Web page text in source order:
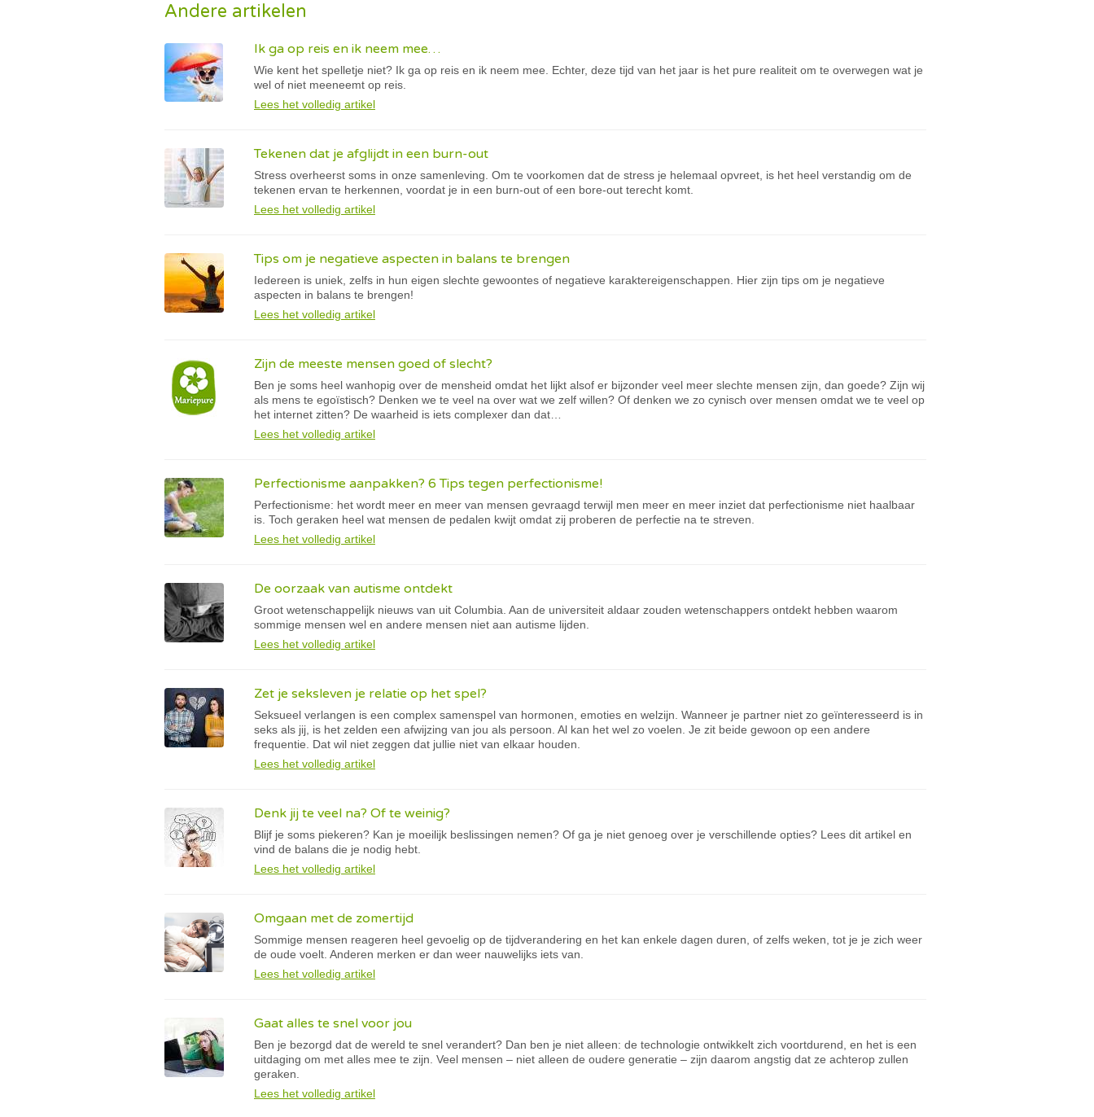
Andere artikelen
Ik ga op reis en ik neem mee…
Wie kent het spelletje niet? Ik ga op reis en ik neem mee. Echter, deze tijd van het jaar is het pure realiteit om te overwegen wat je
wel of niet meeneemt op reis.
Lees het volledig artikel
Tekenen dat je afglijdt in een burn-out
Stress overheerst soms in onze samenleving. Om te voorkomen dat de stress je helemaal opvreet, is het heel verstandig om de
tekenen ervan te herkennen, voordat je in een burn-out of een bore-out terecht komt.
Lees het volledig artikel
Tips om je negatieve aspecten in balans te brengen
Iedereen is uniek, zelfs in hun eigen slechte gewoontes of negatieve karaktereigenschappen. Hier zijn tips om je negatieve
aspecten in balans te brengen!
Lees het volledig artikel
Zijn de meeste mensen goed of slecht?
Ben je soms heel wanhopig over de mensheid omdat het lijkt alsof er bijzonder veel meer slechte mensen zijn, dan goede? Zijn wij
als mens te egoïstisch? Denken we te veel na over wat we zelf willen? Of denken we zo cynisch over mensen omdat we te veel op
het internet zitten? De waarheid is iets complexer dan dat…
Lees het volledig artikel
Perfectionisme aanpakken? 6 Tips tegen perfectionisme!
Perfectionisme: het wordt meer en meer van mensen gevraagd terwijl men meer en meer inziet dat perfectionisme niet haalbaar
is. Toch geraken heel wat mensen de pedalen kwijt omdat zij proberen de perfectie na te streven.
Lees het volledig artikel
De oorzaak van autisme ontdekt
Groot wetenschappelijk nieuws van uit Columbia. Aan de universiteit aldaar zouden wetenschappers ontdekt hebben waarom
sommige mensen wel en andere mensen niet aan autisme lijden.
Lees het volledig artikel
Zet je seksleven je relatie op het spel?
Seksueel verlangen is een complex samenspel van hormonen, emoties en welzijn. Wanneer je partner niet zo geïnteresseerd is in
seks als jij, is het zelden een afwijzing van jou als persoon. Al kan het wel zo voelen. Je zit beide gewoon op een andere
frequentie. Dat wil niet zeggen dat jullie niet van elkaar houden.
Lees het volledig artikel
Denk jij te veel na? Of te weinig?
Blijf je soms piekeren? Kan je moeilijk beslissingen nemen? Of ga je niet genoeg over je verschillende opties? Lees dit artikel en
vind de balans die je nodig hebt.
Lees het volledig artikel
Omgaan met de zomertijd
Sommige mensen reageren heel gevoelig op de tijdverandering en het kan enkele dagen duren, of zelfs weken, tot je je zich weer
de oude voelt. Anderen merken er dan weer nauwelijks iets van.
Lees het volledig artikel
Gaat alles te snel voor jou
Ben je bezorgd dat de wereld te snel verandert? Dan ben je niet alleen: de technologie ontwikkelt zich voortdurend, en het is een
uitdaging om met alles mee te zijn. Veel mensen – niet alleen de oudere generatie – zijn daarom angstig dat ze achterop zullen
geraken.
Lees het volledig artikel